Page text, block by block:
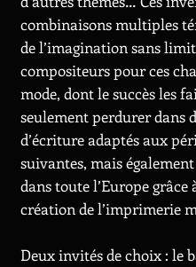
combinaisons multiples
de l’imagination sans
compositeurs pour ces
mode, dont le succès les
seulement perdurer dans
d’écriture adaptés aux
suivantes, mais
dans toute l’Europe grâce
création de l’imprimerie
Deux invités de choix : le